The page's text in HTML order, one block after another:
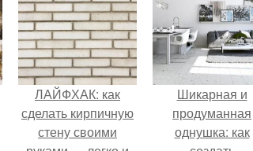
ЛАЙФХАК: как
сделать кирпичную
стену своими
Шикарная и
продуманная
однушка: как